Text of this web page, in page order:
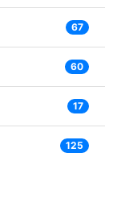
67
60
17
125